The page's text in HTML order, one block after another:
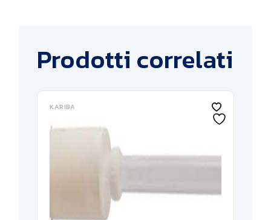
Prodotti correlati
KARIBA